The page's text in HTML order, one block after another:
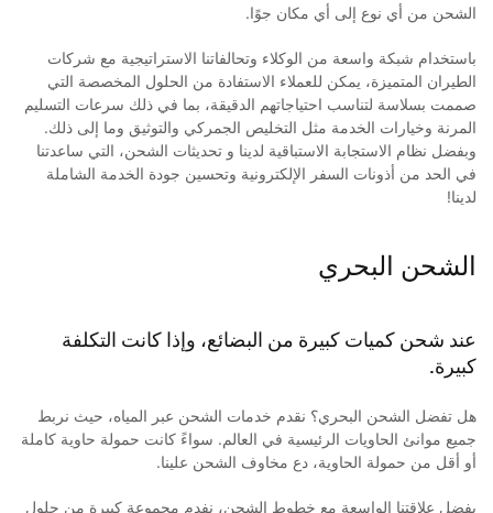
الشحن من أي نوع إلى أي مكان جوًا.
باستخدام شبكة واسعة من الوكلاء وتحالفاتنا الاستراتيجية مع شركات
الطيران المتميزة، يمكن للعملاء الاستفادة من الحلول المخصصة التي
صممت بسلاسة لتناسب احتياجاتهم الدقيقة، بما في ذلك سرعات التسليم
المرنة وخيارات الخدمة مثل التخليص الجمركي والتوثيق وما إلى ذلك.
وبفضل نظام الاستجابة الاستباقية لدينا و تحديثات الشحن، التي ساعدتنا
في الحد من أذونات السفر الإلكترونية وتحسين جودة الخدمة الشاملة
لدينا!
الشحن البحري
عند شحن كميات كبيرة من البضائع، وإذا كانت التكلفة
كبيرة.
هل تفضل الشحن البحري؟ نقدم خدمات الشحن عبر المياه، حيث نربط
جميع موانئ الحاويات الرئيسية في العالم. سواءً كانت حمولة حاوية كاملة
أو أقل من حمولة الحاوية، دع مخاوف الشحن علينا.
بفضل علاقتنا الواسعة مع خطوط الشحن، نفدم مجموعة كبيرة من حلول